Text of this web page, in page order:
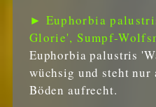
► Euphorbia
Glorie', Sumpf-
Euphorbia palustris
wüchsig und steht nur
Böden aufrecht.